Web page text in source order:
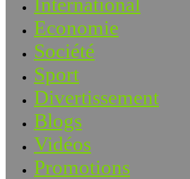
Economie
Société
Sport
Divertissement
Blogs
Vidéos
Promotions